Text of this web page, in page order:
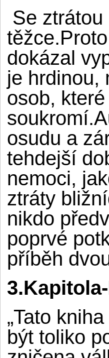
Se
dokázal
je hrdinou,
osob,
osudu a
tehdejší
nemoci,
ztráty
nikdo
poprvé
příběh
„Tato
být toliko